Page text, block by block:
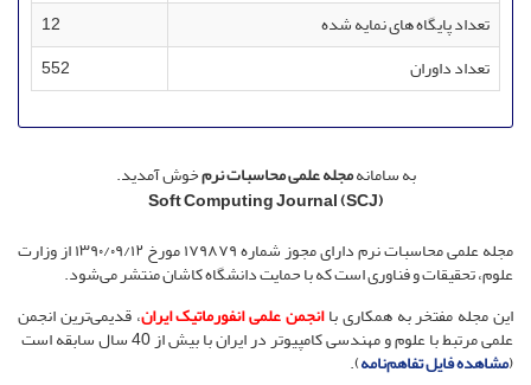
تعداد پایگاه های نمایه شده
12
تعداد داوران
552
به سامانهمجله علمی محاسبات نرمخوش آمدید.
Soft Computing Journal (SCJ)
مجله علمی محاسبات نرم دارای مجوز شماره ۱۷۹۸۷۹ مورخ ۱۳۹۰/۰۹/۱۲ از وزارت
علوم، تحقیقات و فناوری است که با حمایت دانشگاه کاشان منتشر می‌شود.
این مجله مفتخر به همکاری باانجمن علمی انفورماتیک ایران، قدیمی‌ترین انجمن
علمی مرتبط با علوم و مهندسی کامپیوتر در ایران با بیش از 40 سال سابقه است
(مشاهده فایل تفاهم‌نامه).